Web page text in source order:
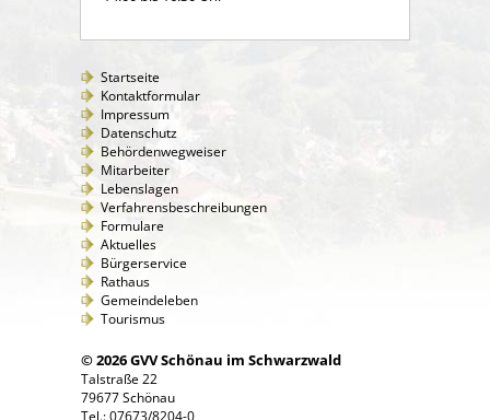
Startseite
Kontaktformular
Impressum
Datenschutz
Behördenwegweiser
Mitarbeiter
Lebenslagen
Verfahrensbeschreibungen
Formulare
Aktuelles
Bürgerservice
Rathaus
Gemeindeleben
Tourismus
© 2026 GVV Schönau im Schwarzwald
Talstraße 22
79677 Schönau